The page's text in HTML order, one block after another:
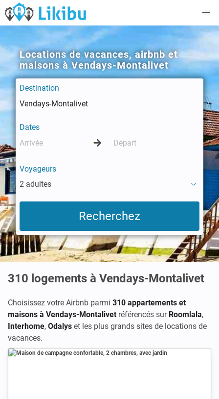
Locations de vacances, airbnb et
maisons à Vendays-Montalivet
Destination
Dates
Voyageurs
2 adultes
310 logements à Vendays-Montalivet
Choisissez votre Airbnb parmi 310 appartements et
maisons à Vendays-Montalivet référencés sur Roomlala,
Interhome, Odalys et les plus grands sites de locations de
vacances.